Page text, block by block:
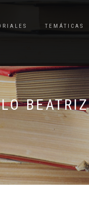
TEMÁTICAS
BEATRIZ